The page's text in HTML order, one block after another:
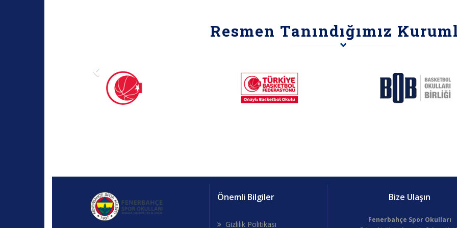
Resmen Tanındığımız
Önemli Bilgiler
Gizlilik Politikası
Bize Ulaşın
Fenerbahçe Spor Okulları